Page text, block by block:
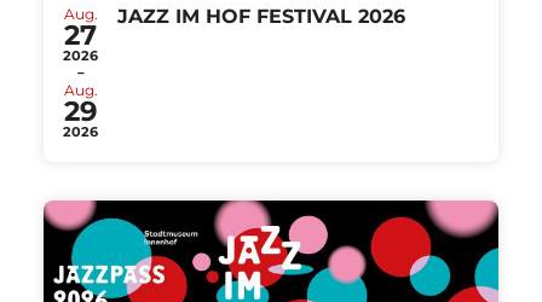
Aug.
27
2026
-
Aug.
29
2026
JAZZ IM HOF FESTIVAL 2026